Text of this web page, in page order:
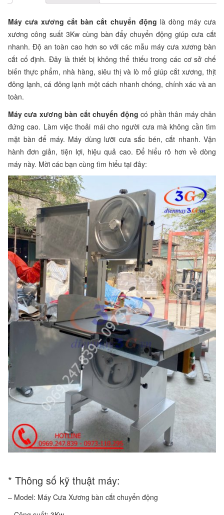
Máy cưa xương cắt bàn cắt chuyển động là dòng máy cưa
xương công suất 3Kw cùng bàn đẩy chuyển động giúp cưa cắt
nhanh. Độ an toàn cao hơn so với các mẫu máy cưa xương bàn
cắt cố định. Đây là thiết bị không thể thiếu trong các cơ sở chế
biến thực phẩm, nhà hàng, siêu thị và lò mổ giúp cắt xương, thịt
đông lạnh, cá đông lạnh một cách nhanh chóng, chính xác và an
toàn.
Máy cưa xương bàn cắt chuyển động có phần thân máy chân
đứng cao. Làm việc thoải mái cho người cưa mà không cần tìm
mặt bàn để máy. Máy dùng lưỡi cưa sắc bén, cắt nhanh. Vận
hành đơn giản, tiện lợi, hiệu quả cao. Để hiểu rõ hơn về dòng
máy này. Mời các bạn cùng tìm hiểu tại đây:
* Thông số kỹ thuật máy:
– Model: Máy Cưa Xương bàn cắt chuyển động